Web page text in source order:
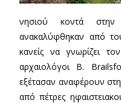
νησιού κοντά
ανακαλύφθηκαν από
κανείς να γνωρίζει
αρχαιολόγοι B.
εξέτασαν αναφέρουν
από πέτρες